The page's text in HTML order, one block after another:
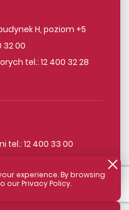
H, poziom +5
32 00
tel.: 12 400 32 28
tel.: 12 400 33 00
experience. By browsing
our Privacy Policy.
komunikat